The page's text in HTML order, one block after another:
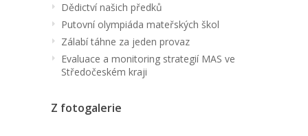
Dědictví našich předků
Putovní olympiáda mateřských škol
Zálabí táhne za jeden provaz
Evaluace a monitoring strategií MAS ve
Středočeském kraji
Z fotogalerie